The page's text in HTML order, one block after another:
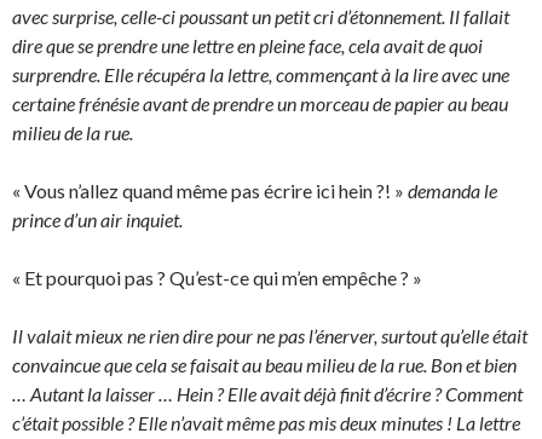
avec surprise, celle-ci poussant un petit cri d’étonnement. Il fallait
dire que se prendre une lettre en pleine face, cela avait de quoi
surprendre. Elle récupéra la lettre, commençant à la lire avec une
certaine frénésie avant de prendre un morceau de papier au beau
milieu de la rue.
« Vous n’allez quand même pas écrire ici hein ?! » demanda le
prince d’un air inquiet.
« Et pourquoi pas ? Qu’est-ce qui m’en empêche ? »
Il valait mieux ne rien dire pour ne pas l’énerver, surtout qu’elle était
convaincue que cela se faisait au beau milieu de la rue. Bon et bien
… Autant la laisser … Hein ? Elle avait déjà finit d’écrire ? Comment
c’était possible ? Elle n’avait même pas mis deux minutes ! La lettre